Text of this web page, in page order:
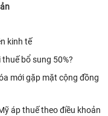
kinh tế
bổ sung 50%?
mới gặp mặt cộng đồng
áp thuế theo điều khoản